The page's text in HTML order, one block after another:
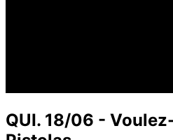
QUI. 18/06 -